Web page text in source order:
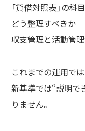
「貸借対照表」の科
どう整理すべきか
収支管理と活動管
これまでの運用で
新基準では“説明で
りません。